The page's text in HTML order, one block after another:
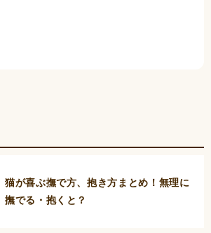
猫が喜ぶ撫で方、抱き方まとめ！無理に
撫でる・抱くと？